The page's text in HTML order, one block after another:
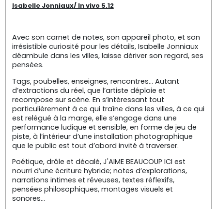
Isabelle Jonniaux/ In vivo 5.12
Avec son carnet de notes, son appareil photo, et son
irrésistible curiosité pour les détails, Isabelle Jonniaux
déambule dans les villes, laisse dériver son regard, ses
pensées.
Tags, poubelles, enseignes, rencontres… Autant
d’extractions du réel, que l’artiste déploie et
recompose sur scène. En s’intéressant tout
particulièrement à ce qui traîne dans les villes, à ce qui
est relégué à la marge, elle s’engage dans une
performance ludique et sensible, en forme de jeu de
piste, à l’intérieur d’une installation photographique
que le public est tout d’abord invité à traverser.
Poétique, drôle et décalé, J'AIME BEAUCOUP ICI est
nourri d’une écriture hybride; notes d’explorations,
narrations intimes et rêveuses, textes réflexifs,
pensées philosophiques, montages visuels et
sonores…